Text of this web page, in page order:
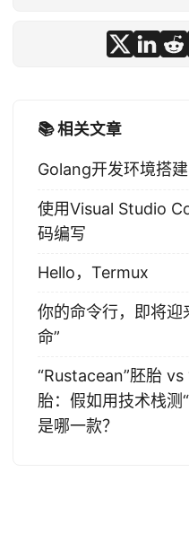
📚 相关文章
Golang开发环境搭
使用Visual Studio
码编写
Hello，Termux
你的命令行，即将迎
命”
“Rustacean”胚胎 vs
胎：假如用技术栈测
是哪一款？